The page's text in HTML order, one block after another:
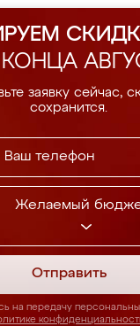
заявку сейчас,
сохранится.
Желаемый
Отправить
на передачу